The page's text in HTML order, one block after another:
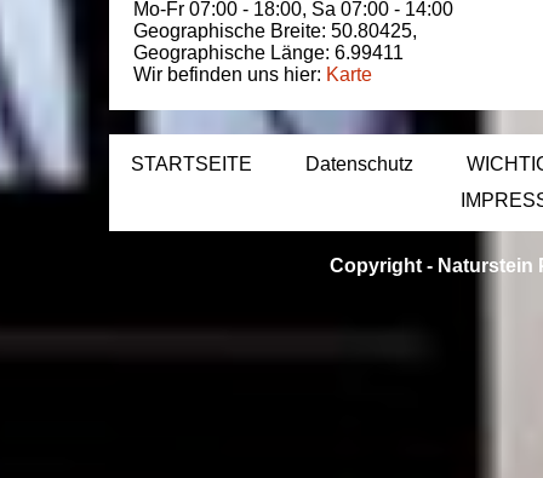
Mo-Fr 07:00 - 18:00, Sa 07:00 - 14:00
Geographische Breite: 50.80425,
Geographische Länge: 6.99411
Wir befinden uns hier: Karte
STARTSEITE Datenschutz
Copyright - Naturstein